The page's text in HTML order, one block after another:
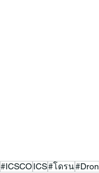
#ICSCOICS#โดรน#Dron